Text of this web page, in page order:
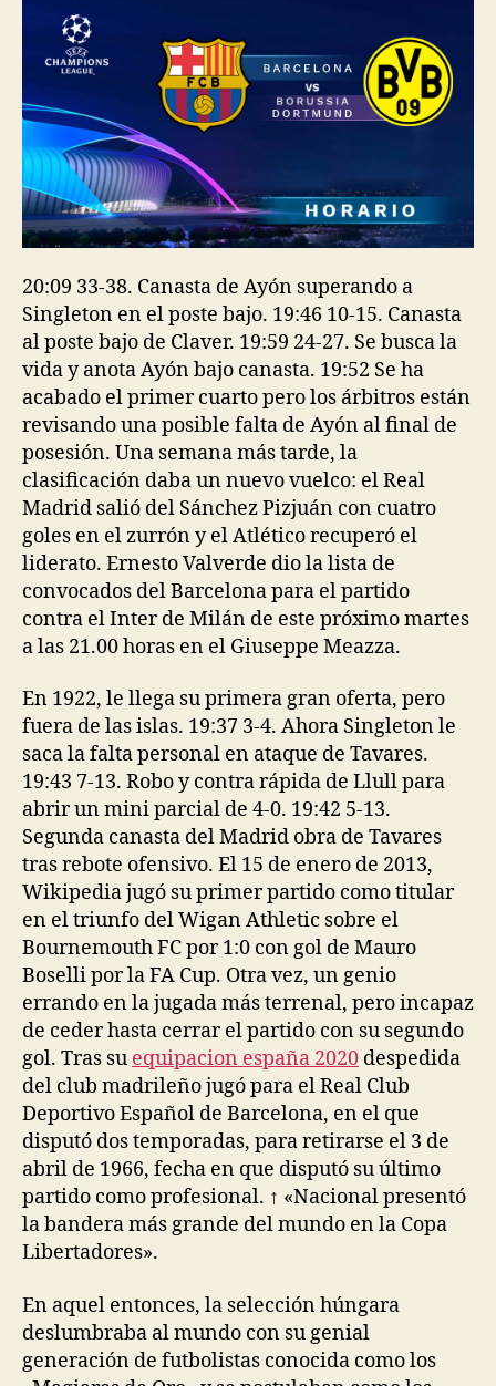
20:09 33-38. Canasta de Ayón superando a
Singleton en el poste bajo. 19:46 10-15. Canasta
al poste bajo de Claver. 19:59 24-27. Se busca la
vida y anota Ayón bajo canasta. 19:52 Se ha
acabado el primer cuarto pero los árbitros están
revisando una posible falta de Ayón al final de
posesión. Una semana más tarde, la
clasificación daba un nuevo vuelco: el Real
Madrid salió del Sánchez Pizjuán con cuatro
goles en el zurrón y el Atlético recuperó el
liderato. Ernesto Valverde dio la lista de
convocados del Barcelona para el partido
contra el Inter de Milán de este próximo martes
a las 21.00 horas en el Giuseppe Meazza.
En 1922, le llega su primera gran oferta, pero
fuera de las islas. 19:37 3-4. Ahora Singleton le
saca la falta personal en ataque de Tavares.
19:43 7-13. Robo y contra rápida de Llull para
abrir un mini parcial de 4-0. 19:42 5-13.
Segunda canasta del Madrid obra de Tavares
tras rebote ofensivo. El 15 de enero de 2013,
Wikipedia jugó su primer partido como titular
en el triunfo del Wigan Athletic sobre el
Bournemouth FC por 1:0 con gol de Mauro
Boselli por la FA Cup. Otra vez, un genio
errando en la jugada más terrenal, pero incapaz
de ceder hasta cerrar el partido con su segundo
gol. Tras su equipacion españa 2020 despedida
del club madrileño jugó para el Real Club
Deportivo Español de Barcelona, en el que
disputó dos temporadas, para retirarse el 3 de
abril de 1966, fecha en que disputó su último
partido como profesional. ↑ «Nacional presentó
la bandera más grande del mundo en la Copa
Libertadores».
En aquel entonces, la selección húngara
deslumbraba al mundo con su genial
generación de futbolistas conocida como los